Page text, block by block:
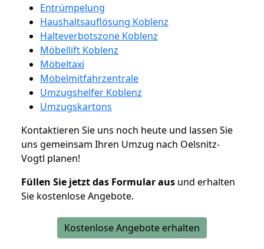
Entrümpelung
Haushaltsauflösung Koblenz
Halteverbotszone Koblenz
Möbellift Koblenz
Möbeltaxi
Möbelmitfahrzentrale
Umzugshelfer Koblenz
Umzugskartons
Kontaktieren Sie uns noch heute und lassen Sie
uns gemeinsam Ihren Umzug nach Oelsnitz-
Vogtl planen!
Füllen Sie jetzt das Formular aus und erhalten
Sie kostenlose Angebote.
Kostenlose Angebote erhalten